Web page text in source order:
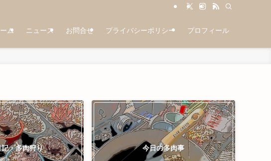
ム ニュース お問合せ プライバシーポリシー プロフィール
・多肉狩り 今日の多肉事